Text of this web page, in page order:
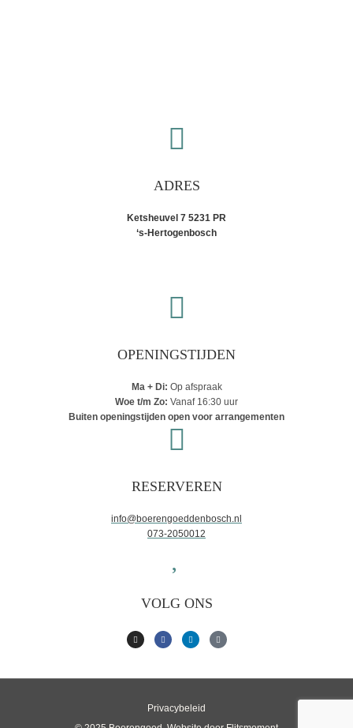
ADRES
Ketsheuvel 7 5231 PR
‘s-Hertogenbosch
OPENINGSTIJDEN
Ma + Di: Op afspraak
Woe t/m Zo: Vanaf 16:30 uur
Buiten openingstijden open voor arrangementen
RESERVEREN
info@boerengoeddenbosch.nl
073-2050012
VOLG ONS
Privacybeleid